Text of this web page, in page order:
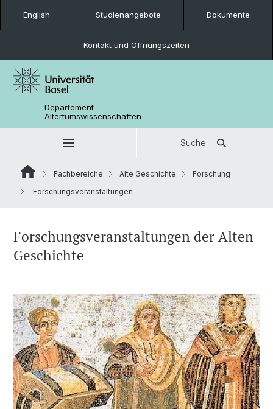
English Studienangebote Dokumente
Kontakt und Öffnungszeiten
Departement
Altertumswissenschaften
Suche
Fachbereiche Alte Geschichte
Forschung
Forschungsveranstaltungen
Forschungsveranstaltungen der Alten
Geschichte